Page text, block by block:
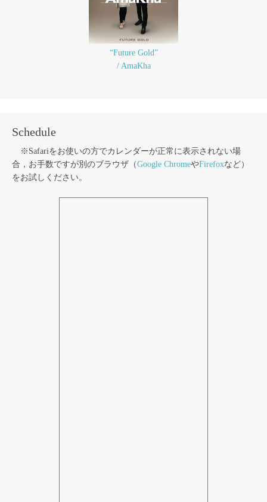
“Future Gold”
/ AmaKha
Schedule
※Safariをお使いの方でカレンダーが正常に表示されない場
合，お手数ですが別のブラウザ（Google ChromeやFirefoxなど）
をお試しください。